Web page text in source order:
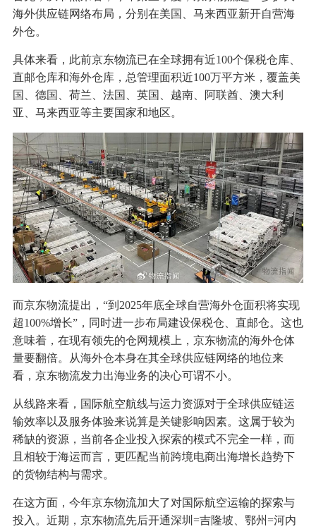
海外供应链网络布局，分别在美国、马来西亚新开自营海
外仓。
具体来看，此前京东物流已在全球拥有近100个保税仓库、
直邮仓库和海外仓库，总管理面积近100万平方米，覆盖美
国、德国、荷兰、法国、英国、越南、阿联酋、澳大利
亚、马来西亚等主要国家和地区。
而京东物流提出，“到2025年底全球自营海外仓面积将实现
超100%增长”，同时进一步布局建设保税仓、直邮仓。这也
意味着，在现有领先的仓网规模上，京东物流的海外仓体
量要翻倍。从海外仓本身在其全球供应链网络的地位来
看，京东物流发力出海业务的决心可谓不小。
从线路来看，国际航空航线与运力资源对于全球供应链运
输效率以及服务体验来说算是关键影响因素。这属于较为
稀缺的资源，当前各企业投入探索的模式不完全一样，而
且相较于海运而言，更匹配当前跨境电商出海增长趋势下
的货物结构与需求。
在这方面，今年京东物流加大了对国际航空运输的探索与
投入。近期，京东物流先后开通深圳=吉隆坡、鄂州=河内